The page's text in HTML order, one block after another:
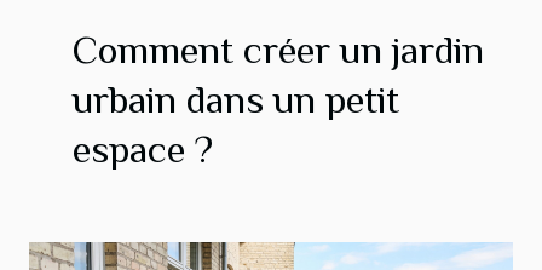
Comment créer un jardin
urbain dans un petit
espace ?